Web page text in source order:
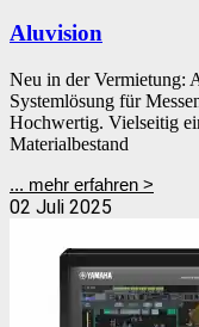
Aluvision
Neu in der Vermietung:
Systemlösung für
Hochwertig. Vielseitig
Materialbestand
... mehr erfahren >
02 Juli 2025